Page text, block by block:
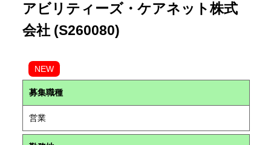
アビリティーズ・ケアネット株式
会社 (S260080)
NEW
募集職種
営業